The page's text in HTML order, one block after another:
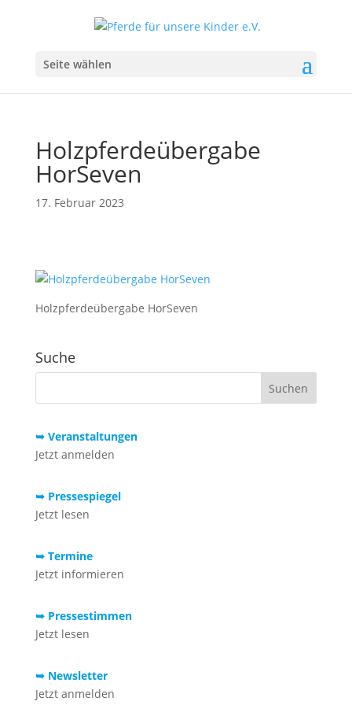
Seite wählen
Holzpferdeübergabe
HorSeven
17. Februar 2023
Holzpferdeübergabe HorSeven
Suche
➥ Veranstaltungen
Jetzt anmelden
➥ Pressespiegel
Jetzt lesen
➥ Termine
Jetzt informieren
➥ Pressestimmen
Jetzt lesen
➥ Newsletter
Jetzt anmelden